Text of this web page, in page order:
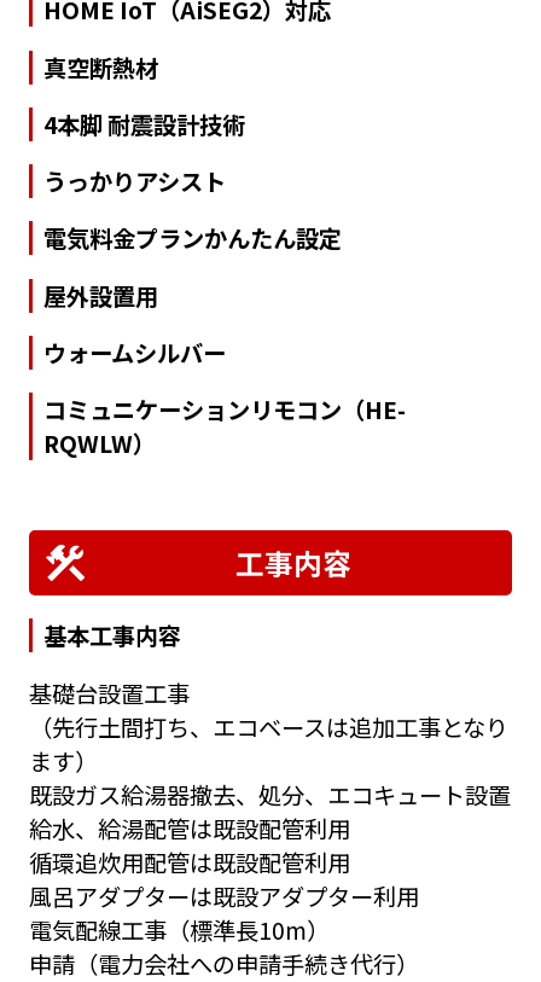
HOME IoT（AiSEG2）対応
真空断熱材
4本脚 耐震設計技術
うっかりアシスト
電気料金プランかんたん設定
屋外設置用
ウォームシルバー
コミュニケーションリモコン（HE-
RQWLW）
工事内容
基本工事内容
基礎台設置工事
（先行土間打ち、エコベースは追加工事となり
ます）
既設ガス給湯器撤去、処分、エコキュート設置
給水、給湯配管は既設配管利用
循環追炊用配管は既設配管利用
風呂アダプターは既設アダプター利用
電気配線工事（標準長10m）
申請（電力会社への申請手続き代行）